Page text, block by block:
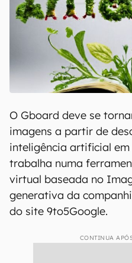
O Gboard deve se
imagens a partir de
inteligência artificial em
trabalha numa
virtual baseada no
generativa da
do site 9to5Google.
CONTINUA